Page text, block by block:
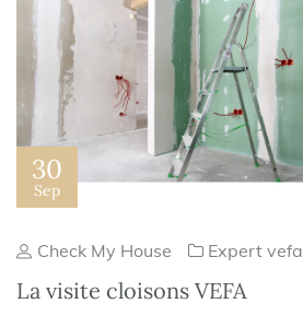
30
Sep
Check My House Expert vefa
La visite cloisons VEFA